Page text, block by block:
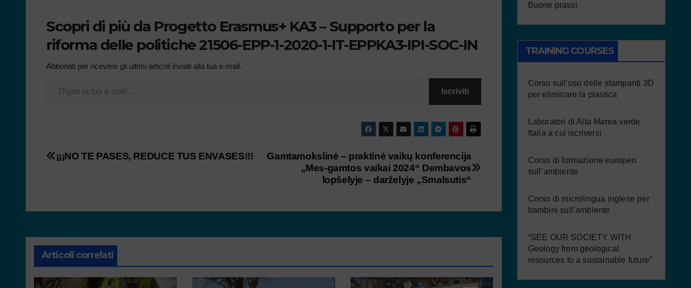
Scopri di più da Progetto Erasmus+ KA3 – Supporto per la
riforma delle politiche 21506-EPP-1-2020-1-IT-EPPKA3-IPI-SOC-IN
Abbonati per ricevere gli ultimi articoli inviati alla tua e-mail.
Iscriviti
Gamtamokslinė – praktinė vaikų konferencija
„Mes-gamtos vaikai 2024“ Dembavos
lopšelyje – darželyje „Smalsutis“
¡¡¡NO TE PASES, REDUCE TUS ENVASES!!!
Articoli correlati
Buone prassi
TRAINING COURSES
Corso sull’uso delle stampanti 3D
per eliminare la plastica
Laboratori di Alta Marea verde
Italia a cui iscriversi
Corso di formazione europeo
sull’ambiente
Corso di microlingua inglese per
bambini sull’ambiente
“SEE OUR SOCIETY WITH
Geology from geological
resources to a sustainable future”